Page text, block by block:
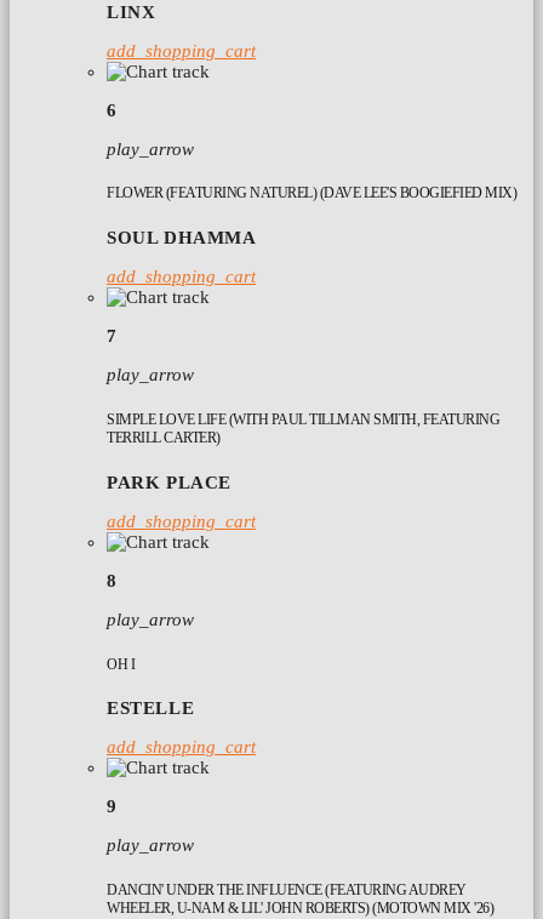
LINX
add_shopping_cart
6
play_arrow
FLOWER (FEATURING NATUREL) (DAVE LEE'S BOOGIEFIED MIX)
SOUL DHAMMA
add_shopping_cart
7
play_arrow
SIMPLE LOVE LIFE (WITH PAUL TILLMAN SMITH, FEATURING
TERRILL CARTER)
PARK PLACE
add_shopping_cart
8
play_arrow
OH I
ESTELLE
add_shopping_cart
9
play_arrow
DANCIN' UNDER THE INFLUENCE (FEATURING AUDREY
WHEELER, U-NAM & LIL' JOHN ROBERTS) (MOTOWN MIX '26)